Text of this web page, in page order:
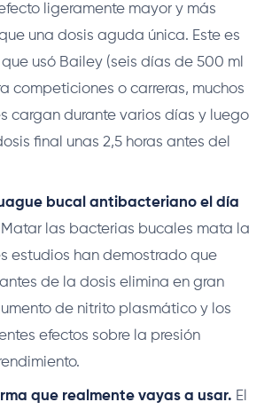
ligeramente mayor y más
una dosis aguda única. Este es
usó Bailey (seis días de 500 ml
competiciones o carreras, muchos
cargan durante varios días y luego
final unas 2,5 horas antes del
bucal antibacteriano el día
Matar las bacterias bucales mata la
estudios han demostrado que
de la dosis elimina en gran
de nitrito plasmático y los
efectos sobre la presión
que realmente vayas a usar. El